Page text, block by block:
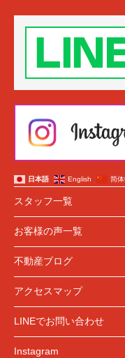
日本語 English 简
スタッフ一覧
お客様の声一覧
不動産ブログ
アクセスマップ
LINEでお問い合わせ
Instagram